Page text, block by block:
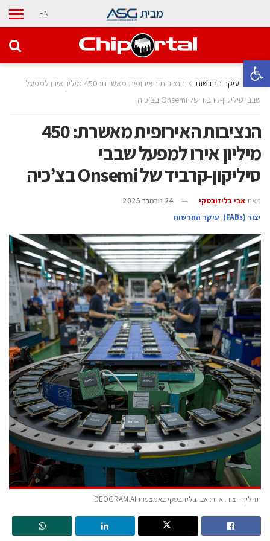
פתח סרגל נגישות
מבית EN
בית עיקר החדשות
הנציבות האירופית מאשרת: 450 מיליון אירו למפעל
שבבי סיליקון-קרביד של Onsemi בצ’כיה
הנציבות האירופית מאשרת: 450
מיליון אירו למפעל שבבי
סיליקון-קרביד של Onsemi בצ’כיה
מאת אבי בליזובסקי
24 נובמבר 2025
‫יצור (‪(FABs‬‬
, עיקר החדשות
תהליך ייצור. איור: אבי בליזובסקי באמצעות IDEOGRAM.AI